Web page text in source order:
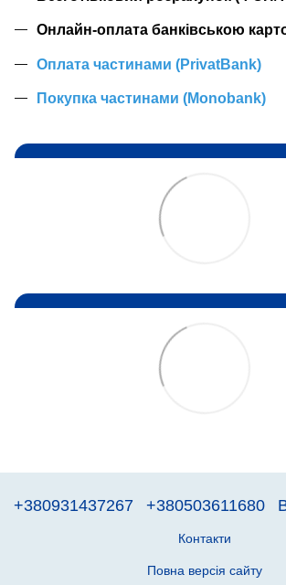
Онлайн-оплата банківською
Оплата частинами (PrivatBank)
Покупка частинами (Monobank)
+380931437267 +380503611680
Контакти
Повна версія сайту